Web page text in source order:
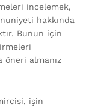
incelemek,
hakkında
Bunun için
öneri almanız
işin